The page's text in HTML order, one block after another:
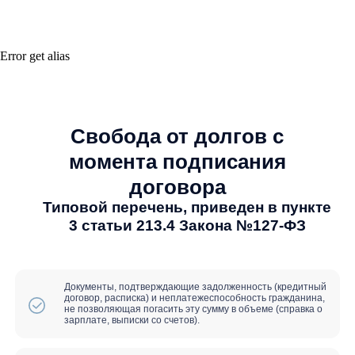
Error get aliasПоследствия
Плюсы:
Снятие ограничений на выезд за
границу
Вы сможете зарегистрироваться в
качестве индивидуального
предпринимателя